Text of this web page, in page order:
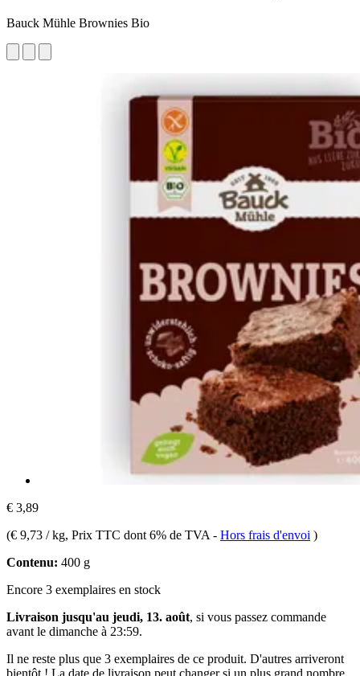
Bauck Mühle Brownies Bio
€ 3,89
(€ 9,73 / kg, Prix TTC dont 6% de TVA - Hors frais d'envoi )
Contenu: 400 g
Encore 3 exemplaires en stock
Livraison jusqu'au jeudi, 13. août, si vous passez commande
avant le dimanche à 23:59.
Il ne reste plus que 3 exemplaires de ce produit. D'autres arriveront
bientôt ! La date de livraison peut changer si un plus grand nombre